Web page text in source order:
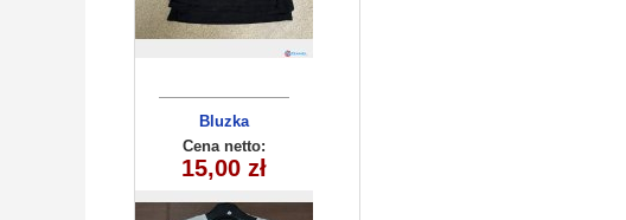
Bluzka
dziewczęca
260625-41(6-16)
6szt
Cena netto:
15,00 zł